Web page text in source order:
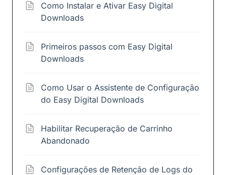
Como Instalar e Ativar Easy Digital
Downloads
Primeiros passos com Easy Digital
Downloads
Como Usar o Assistente de Configuração
do Easy Digital Downloads
Habilitar Recuperação de Carrinho
Abandonado
Configurações de Retenção de Logs do